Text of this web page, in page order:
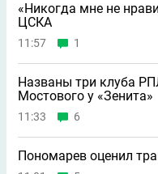
«Никогда мне не
ЦСКА
11:57 1
Названы три клуба
Мостового у «Зенита»
11:33 6
Пономарев оценил